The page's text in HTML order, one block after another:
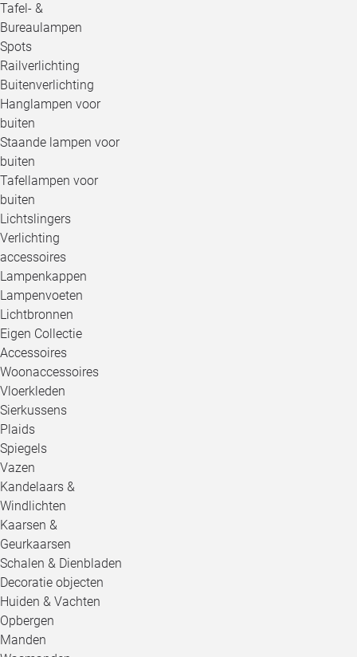
Tafel- &
Bureaulampen
Spots
Railverlichting
Buitenverlichting
Hanglampen voor
buiten
Staande lampen voor
buiten
Tafellampen voor
buiten
Lichtslingers
Verlichting
accessoires
Lampenkappen
Lampenvoeten
Lichtbronnen
Eigen Collectie
Accessoires
Woonaccessoires
Vloerkleden
Sierkussens
Plaids
Spiegels
Vazen
Kandelaars &
Windlichten
Kaarsen &
Geurkaarsen
Schalen & Dienbladen
Decoratie objecten
Huiden & Vachten
Opbergen
Manden